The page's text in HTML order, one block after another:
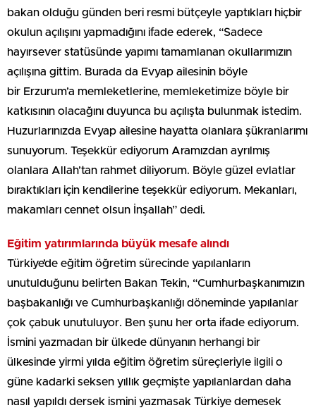
bakan olduğu günden beri resmi bütçeyle yaptıkları hiçbir
okulun açılışını yapmadığını ifade ederek, “Sadece
hayırsever statüsünde yapımı tamamlanan okullarımızın
açılışına gittim. Burada da Evyap ailesinin böyle
bir Erzurum’a memleketlerine, memleketimize böyle bir
katkısının olacağını duyunca bu açılışta bulunmak istedim.
Huzurlarınızda Evyap ailesine hayatta olanlara şükranlarımı
sunuyorum. Teşekkür ediyorum Aramızdan ayrılmış
olanlara Allah’tan rahmet diliyorum. Böyle güzel evlatlar
bıraktıkları için kendilerine teşekkür ediyorum. Mekanları,
makamları cennet olsun İnşallah” dedi.
Eğitim yatırımlarında büyük mesafe alındı
Türkiye’de eğitim öğretim sürecinde yapılanların
unutulduğunu belirten Bakan Tekin, “Cumhurbaşkanımızın
başbakanlığı ve Cumhurbaşkanlığı döneminde yapılanlar
çok çabuk unutuluyor. Ben şunu her orta ifade ediyorum.
İsmini yazmadan bir ülkede dünyanın herhangi bir
ülkesinde yirmi yılda eğitim öğretim süreçleriyle ilgili o
güne kadarki seksen yıllık geçmişte yapılanlardan daha
nasıl yapıldı dersek ismini yazmasak Türkiye demesek